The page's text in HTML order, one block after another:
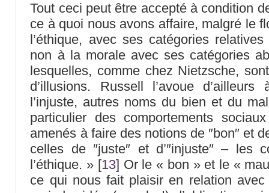
Tout ceci peut être accepté à condition
ce à quoi nous avons affaire, malgré le
l’éthique, avec ses catégories
non à la morale avec ses catégories
lesquelles, comme chez Nietzsche,
d’illusions. Russell l’avoue
l’injuste, autres noms du bien et du
particulier des comportements
amenés à faire des notions de ″bon″ et
celles de ″juste″ et d’″injuste″ – les
l’éthique. » [13] Or le « bon » et le «
ce qui nous fait plaisir en relation